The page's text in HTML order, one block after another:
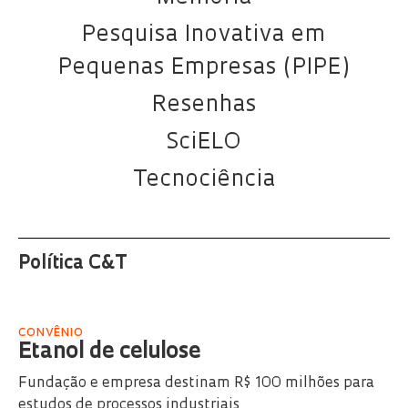
Pesquisa Inovativa em
Pequenas Empresas (PIPE)
Resenhas
SciELO
Tecnociência
Política C&T
CONVÊNIO
Etanol de celulose
Fundação e empresa destinam R$ 100 milhões para